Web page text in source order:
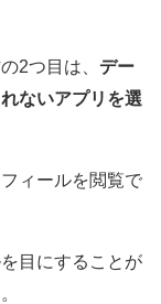
2つ目は、 デー
ないアプリを選
ィールを閲覧で
目にすることが